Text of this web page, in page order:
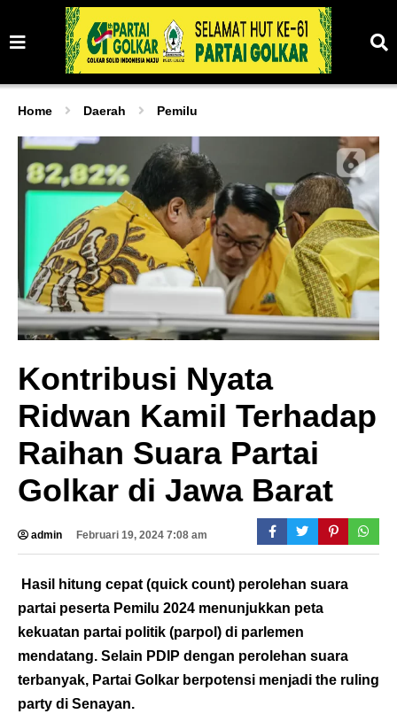
Home Daerah Pemilu
Kontribusi Nyata
Ridwan Kamil Terhadap
Raihan Suara Partai
Golkar di Jawa Barat
admin Februari 19, 2024 7:08 am
Hasil hitung cepat (quick count) perolehan suara
partai peserta Pemilu 2024 menunjukkan peta
kekuatan partai politik (parpol) di parlemen
mendatang. Selain PDIP dengan perolehan suara
terbanyak, Partai Golkar berpotensi menjadi the ruling
party di Senayan.